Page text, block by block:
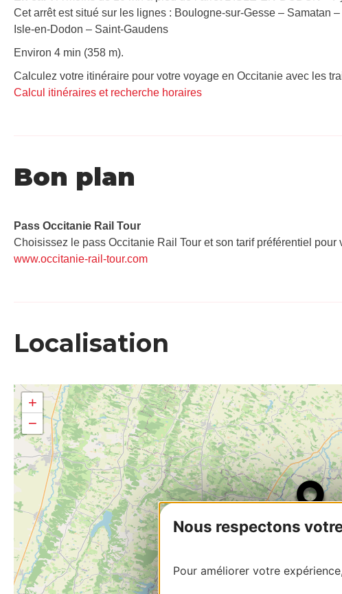
Nous respectons
Pour améliorer votre
Cet arrêt est situé sur les lignes : Boulogne-sur-Gesse – Samatan
Isle-en-Dodon – Saint-Gaudens
Environ 4 min (358 m).
Calculez votre itinéraire pour votre voyage en Occitanie avec les
Calcul itinéraires et recherche horaires
Bon plan
Pass Occitanie Rail Tour​
Choisissez le pass Occitanie Rail Tour et son tarif préférentiel pour
www.occitanie-rail-tour.com
Localisation
+
−